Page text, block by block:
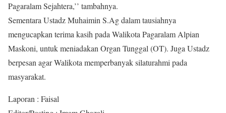
Pagaralam Sejahtera,’’ tambahnya.
Sementara Ustadz Muhaimin S.Ag dalam tausiahnya
mengucapkan terima kasih pada Walikota Pagaralam Alpian
Maskoni, untuk meniadakan Organ Tunggal (OT). Juga Ustadz
berpesan agar Walikota memperbanyak silaturahmi pada
masyarakat.
Laporan : Faisal